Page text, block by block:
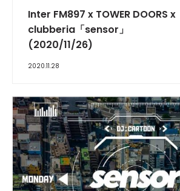
Inter FM897 x TOWER DOORS x
clubberia「sensor」
(2020/11/26)
2020.11.28